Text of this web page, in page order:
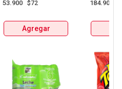
53.900
$72
Agregar
184.900